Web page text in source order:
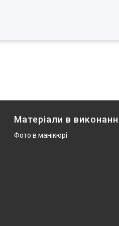
Матеріали в
Фото в манікюрі